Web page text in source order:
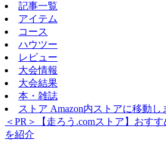
記事一覧
アイテム
コース
ハウツー
レビュー
大会情報
大会結果
本・雑誌
ストア Amazon内ストアに移動し
＜PR＞【走ろう.comストア】おす
を紹介